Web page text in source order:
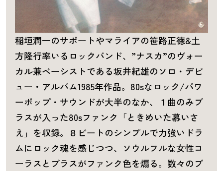
稲垣潤一のサポートやマライアの笹路正徳&土
方隆行率いるロックバンド、”ナスカ”のヴォー
カル兼ベーシストである坂井紀雄のソロ・デビ
ュー・アルバム1985年作品。80sなロック/パワ
ーポップ・サウンドが大半のなか、１曲のみブ
ラスが入った80sファンク「ときめいた慕いさ
え」を収録。８ビートのシンプルで力強いドラ
ムにロック魂を感じつつ、ソウルフルな女性コ
ーラスとブラスがファンク色を煽る。数々のブ